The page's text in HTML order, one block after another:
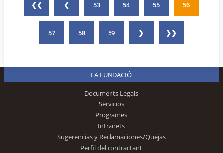
❮❮ ❮ 53 54 55 56
57 58 59 ❯ ❯❯
LA FUNDACIÓ
Documents Legals
Servicios
Programes
Intranets
Sugerencias y Reclamaciones/Quejas
Perfil del contractant